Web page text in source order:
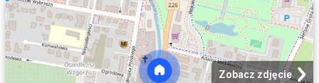
Zobacz zdjęcie